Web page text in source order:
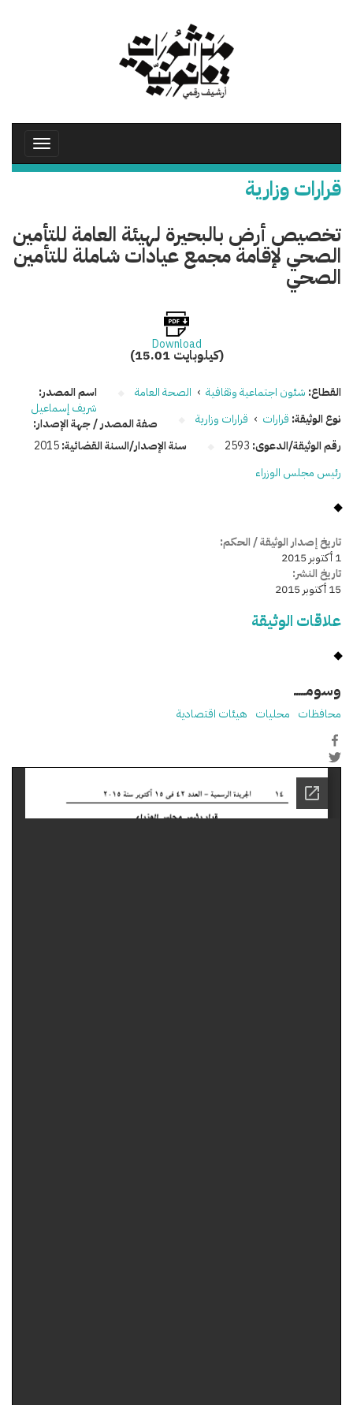
Toggle
قرارات وزارية
تخصيص أرض بالبحيرة لهيئة العامة للتأمين
الصحي لإقامة مجمع عيادات شاملة للتأمين
الصحي
Download
(15.01 كيلوبايت)
القطاع: شئون اجتماعية وثقافية › الصحة العامة
نوع الوثيقة: قرارات › قرارات وزارية
رقم الوثيقة/الدعوى: 2593 سنة الإصدار/السنة القضائية:2015
اسم المصدر:
شريف إسماعيل
صفة المصدر / جهة الإصدار:
رئيس مجلس الوزراء
تاريخ إصدار الوثيقة / الحكم:
1 أكتوبر 2015
تاريخ النشر:
15 أكتوبر 2015
علاقات الوثيقة
وسومـــــ
محافظات محليات هيئات اقتصادية